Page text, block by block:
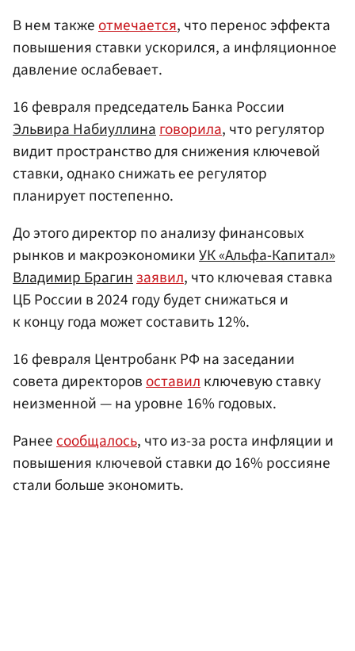
В нем также отмечается, что перенос эффекта
повышения ставки ускорился, а инфляционное
давление ослабевает.
16 февраля председатель Банка России
Эльвира Набиуллинаговорила, что регулятор
видит пространство для снижения ключевой
ставки, однако снижать ее регулятор
планирует постепенно.
До этого директор по анализу финансовых
рынков и макроэкономикиУК «Альфа-Капитал»
Владимир Брагинзаявил, что ключевая ставка
ЦБ России в 2024 году будет снижаться и
к концу года может составить 12%.
16 февраля Центробанк РФ на заседании
совета директоровоставилключевую ставку
неизменной — на уровне 16% годовых.
Ранеесообщалось, что из-за роста инфляции и
повышения ключевой ставки до 16% россияне
стали больше экономить.